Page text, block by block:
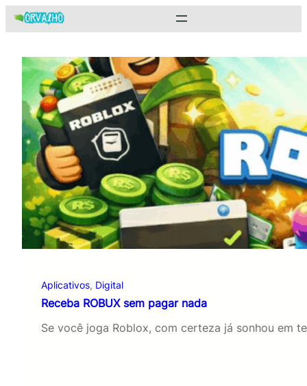
Pular
para
Aplicativos, Digital
Receba ROBUX sem pagar nada
Se você joga Roblox, com certeza já sonhou em